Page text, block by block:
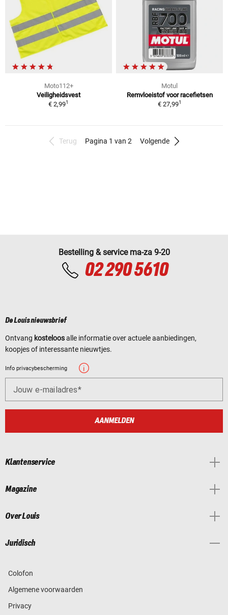
Moto112+
Veiligheidsvest
€ 2,991
Motul
Remvloeistof voor racefietsen
€ 27,991
Terug Pagina 1 van 2 Volgende
Bestelling & service ma-za 9-20
02 290 5610
De Louis nieuwsbrief
Ontvang kosteloosalle informatie over actuele aanbiedingen,
koopjes of interessante nieuwtjes.
Info privacybescherming
Jouw e-mailadres
AANMELDEN
Klantenservice
Magazine
Over Louis
Juridisch
Colofon
Algemene voorwaarden
Privacy